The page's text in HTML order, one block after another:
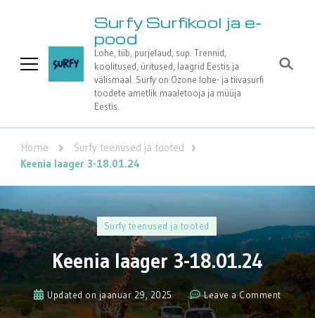
Surfy Surfikool ja e-
pood
Lohe, tiib, purjelaud, sup. Trennid,
koolitused, üritused, laagrid Eestis ja
välismaal. Surfy on Ozone lohe- ja tiivasurfi
toodete ametlik maaletooja ja müüja
Eestis.
Home
Surfy teenused ja tooted
Keenia laager 3-18.01.24
Surfy teenused ja tooted
Keenia laager 3-18.01.24
Updated onjaanuar 29, 2025 Leave a Commenton
Keenia